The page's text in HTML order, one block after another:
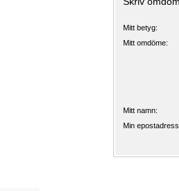
Mitt betyg:
Mitt omdöme:
Mitt namn:
Min